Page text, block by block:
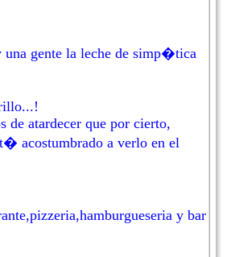
gente la leche de simp�tica
de atardecer que por cierto,
acostumbrado a verlo en el
y bar